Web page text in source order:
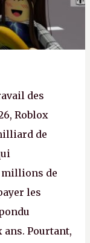
des
Roblox
de
millions de
les
Pourtant,